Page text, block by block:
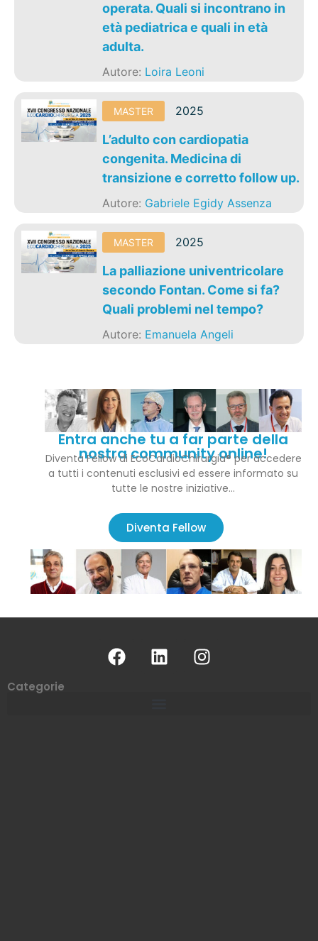
operata. Quali si incontrano in
età pediatrica e quali in età
adulta.
Autore: Loira Leoni
MASTER 2025
L’adulto con cardiopatia
congenita. Medicina di
transizione e corretto follow up.
Autore: Gabriele Egidy Assenza
MASTER 2025
La palliazione univentricolare
secondo Fontan. Come si fa?
Quali problemi nel tempo?
Autore: Emanuela Angeli
Entra anche tu a far parte della
nostra community online!
Diventa Fellow di EcoCardioChirurgia® per accedere
a tutti i contenuti esclusivi ed essere informato su
tutte le nostre iniziative…
Diventa Fellow
Categorie